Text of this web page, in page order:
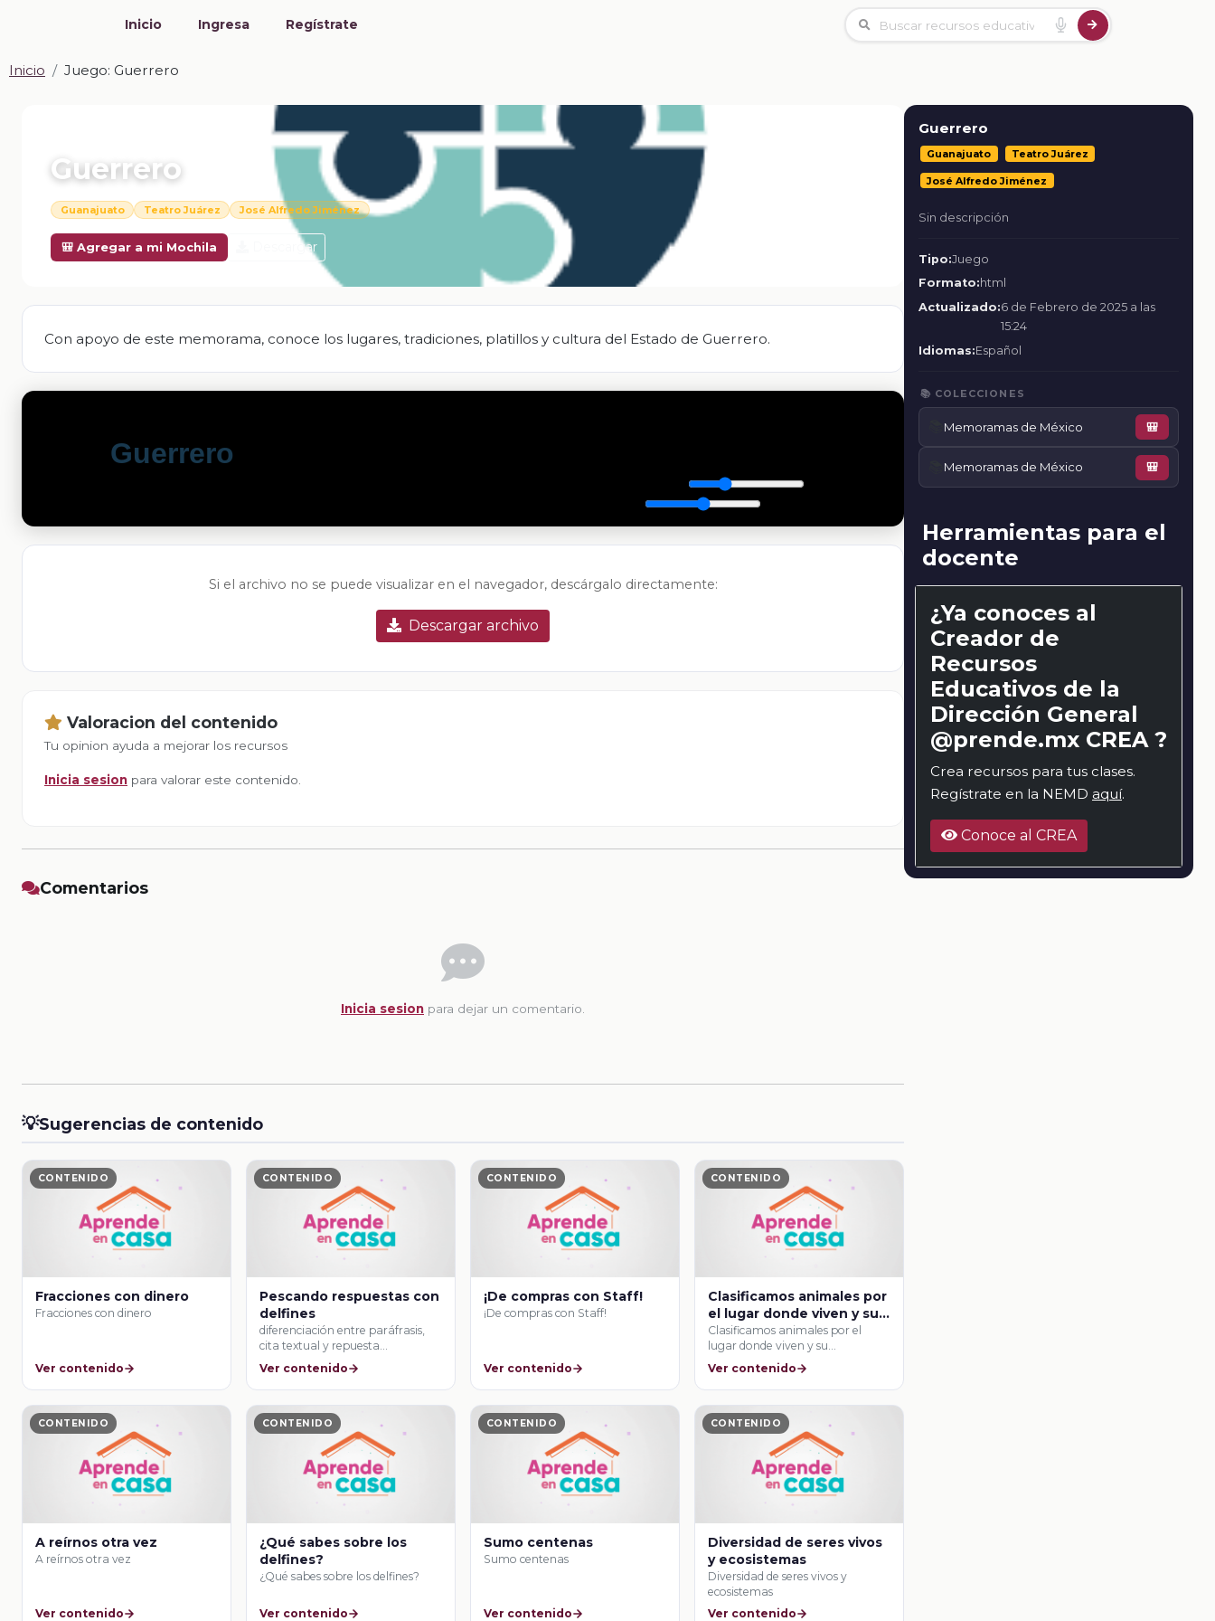
Inicio Ingresa Regístrate
Inicio Juego: Guerrero
Guerrero
Guanajuato Teatro Juárez José Alfredo Jiménez
🎒 Agregar a mi Mochila Descargar
Con apoyo de este memorama, conoce los lugares, tradiciones, platillos y cultura del Estado de Guerrero.
Si el archivo no se puede visualizar en el navegador, descárgalo directamente:
Descargar archivo
Valoracion del contenido
Tu opinion ayuda a mejorar los recursos
Inicia sesion para valorar este contenido.
Comentarios
Inicia sesion para dejar un comentario.
💡Sugerencias de contenido
CONTENIDO
Fracciones con dinero
Fracciones con dinero
Ver contenido
CONTENIDO
Pescando respuestas con
delfines
diferenciación entre paráfrasis,
cita textual y repuesta
construida.
Ver contenido
CONTENIDO
¡De compras con Staff!
¡De compras con Staff!
Ver contenido
CONTENIDO
Clasificamos animales por
el lugar donde viven y su
desplazamiento
Clasificamos animales por el
lugar donde viven y su
desplazamiento
Ver contenido
CONTENIDO
A reírnos otra vez
A reírnos otra vez
Ver contenido
CONTENIDO
¿Qué sabes sobre los
delfines?
¿Qué sabes sobre los delfines?
Ver contenido
CONTENIDO
Sumo centenas
Sumo centenas
Ver contenido
CONTENIDO
Diversidad de seres vivos
y ecosistemas
Diversidad de seres vivos y
ecosistemas
Ver contenido
Guerrero
Guanajuato Teatro Juárez
José Alfredo Jiménez
Sin descripción
Tipo:Juego
Formato: html
Actualizado:6 de Febrero de 2025 a las
15:24
Idiomas:Español
📚 COLECCIONES
Memoramas de México 🎒
Memoramas de México 🎒
Herramientas para el
docente
¿Ya conoces al
Creador de
Recursos
Educativos de la
Dirección General
@prende.mx CREA ?
Crea recursos para tus clases.
Regístrate en la NEMD aquí.
Conoce al CREA